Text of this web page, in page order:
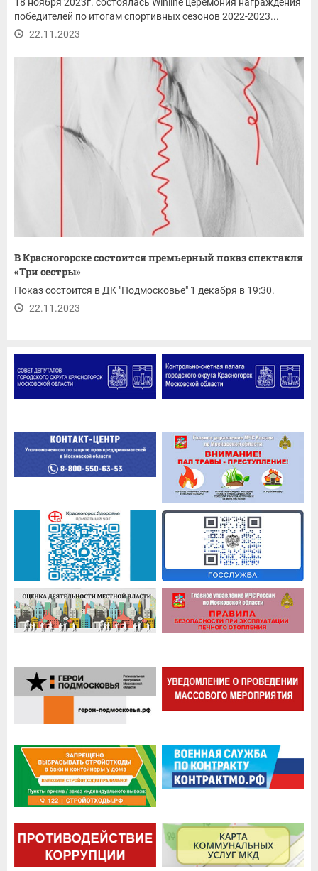
победителей по итогам спортивных сезонов 2022-2023...
22.11.2023
В Красногорске состоится премьерный показ спектакля
«Три сестры»
Показ состоится в ДК "Подмосковье" 1 декабря в 19:30.
22.11.2023